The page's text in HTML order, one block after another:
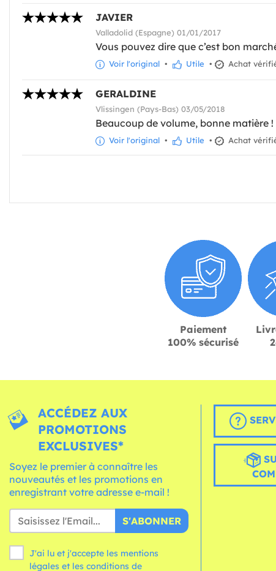
JAVIER
Valladolid (Espagne) 01/01/2017
Vous pouvez dire que c’est bon
Voir l'original • Utile • Achat
GERALDINE
Vlissingen (Pays-Bas) 03/05/2018
Beaucoup de volume, bonne matière
Voir l'original • Utile • Achat
Paiement
100% sécurisé
ACCÉDEZ AUX
PROMOTIONS
EXCLUSIVES*
Soyez le premier à connaître les
nouveautés et les promotions en
enregistrant votre adresse e-mail !
S'ABONNER
J'ai lu et j'accepte les mentions
légales et les conditions